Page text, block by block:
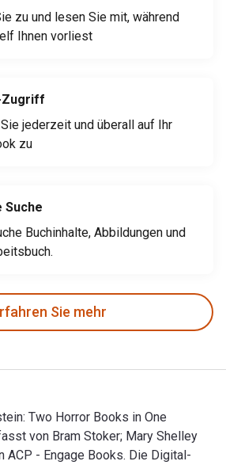
zu und lesen Sie mit, während
Ihnen vorliest
Zugriff
jederzeit und überall auf Ihr
zu
Suche
Buchinhalte, Abbildungen und
Sie mehr
Two Horror Books in One
von Bram Stoker; Mary Shelley
ACP - Engage Books. Die Digital-